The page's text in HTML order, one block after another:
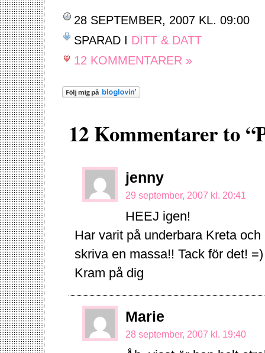
28 SEPTEMBER, 2007 KL. 09:00
SPARAD I DITT & DATT
12 KOMMENTARER »
12 Kommentarer to
jenny
29 september, 2007 kl. 20:41
HEEJ igen!
Har varit på underbara Kreta
skriva en massa!! Tack för det! =)
Kram på dig
Marie
28 september, 2007 kl. 19:40